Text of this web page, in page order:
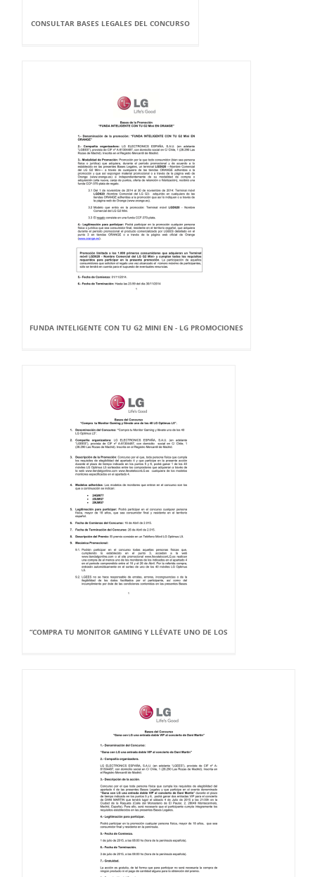
CONSULTAR BASES LEGALES DEL CONCURSO
FUNDA INTELIGENTE CON TU G2 MINI EN - LG PROMOCIONES
“COMPRA TU MONITOR GAMING Y LLÉVATE UNO DE LOS